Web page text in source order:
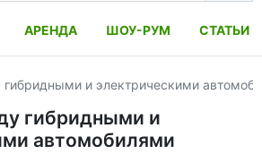
АРЕНДА ШОУ-РУМ СТАТЬИ
и электрическими
гибридными и
автомобилями